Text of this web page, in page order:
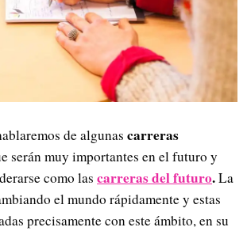
de algunas carreras
serán muy importantes en el futuro y
como las carreras del futuro.La
el mundo rápidamente y estas
precisamente con este ámbito, en su